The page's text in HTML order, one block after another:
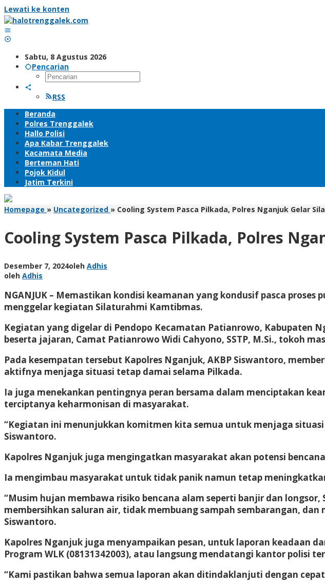
Lewati ke konten
Sabtu, 8 Agustus 2026
Pencarian
RSS
Beranda
Polres Trenggalek
Hallo Polisi
Apa Kabar Trenggalek
Kacamata Media
Berteman Hati
Pojok Kidul
Jatim Terkini
Homepage » Uncategorized » Cooling System Pasca Pilkada, Polres Nganjuk Gelar
Cooling System Pasca Pilkada, Polres
Desember 7, 2024oleh Adhis
oleh Adhis
NGANJUK – Memastikan kondisi keamanan yang kondusif pasca
menggelar kegiatan Silaturahmi Kamtibmas.
Kegiatan yang digelar di Pendopo Kecamatan Patianrowo, Kabupaten
beserta jajaran, Camat Patianrowo Widi Cahyono, SSTP, M.Si., tokoh
Pada kesempatan tersebut Kapolres Nganjuk, AKBP Siswantoro,
aktifnya menjaga situasi tetap damai selama Pilkada.
Ia juga menekankan pentingnya peran bersama dalam menciptakan
terciptanya keharmonisan di masyarakat.
“Kegiatan ini menunjukkan komitmen kita semua untuk menjaga
Siswantoro.
Kapolres Nganjuk juga mengingatkan masyarakat akan potensi
Ia mengimbau masyarakat untuk tidak panik namun tetap
“Musim hujan membawa risiko bencana alam seperti banjir dan
membersihkan saluran air, tidak membuang sampah sembarangan,
Siswantoro.
Kapolres Nganjuk juga menyampaikan pesan, untuk laporan keadaan
Program WLK (08131342003), atau langsung mendatangi kantor polisi
“Kami pastikan bahwa semua laporan akan ditindaklanjuti dengan